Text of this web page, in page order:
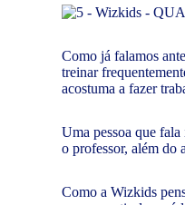
Como já falamos
treinar
acostuma a fazer
Uma pessoa que
o professor, além do
Como a Wizkids